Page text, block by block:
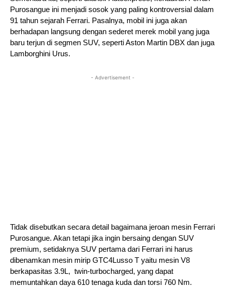
Purosangue ini menjadi sosok yang paling kontroversial dalam
91 tahun sejarah Ferrari. Pasalnya, mobil ini juga akan
berhadapan langsung dengan sederet merek mobil yang juga
baru terjun di segmen SUV, seperti Aston Martin DBX dan juga
Lamborghini Urus.
- Advertisement -
Tidak disebutkan secara detail bagaimana jeroan mesin Ferrari
Purosangue. Akan tetapi jika ingin bersaing dengan SUV
premium, setidaknya SUV pertama dari Ferrari ini harus
dibenamkan mesin mirip GTC4Lusso T yaitu mesin V8
berkapasitas 3.9L, twin-turbocharged, yang dapat
memuntahkan daya 610 tenaga kuda dan torsi 760 Nm.